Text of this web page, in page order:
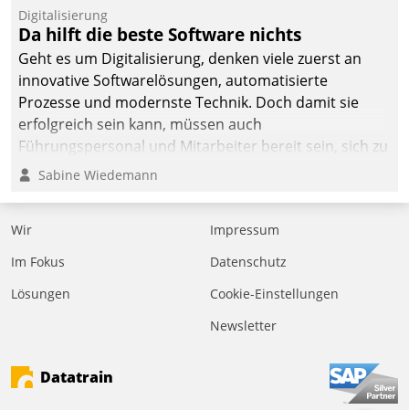
Digitalisierung
Da hilft die beste Software nichts
Geht es um Digitalisierung, denken viele zuerst an
innovative Softwarelösungen, automatisierte
Prozesse und modernste Technik. Doch damit sie
erfolgreich sein kann, müssen auch
Führungspersonal und Mitarbeiter bereit sein, sich zu
verändern und anzupassen, sonst werden sie an ihr
Sabine Wiedemann
Wir
Im Fokus
Lösungen
Impressum
Datenschutz
Cookie-Einstellungen
Newsletter
Datatrain